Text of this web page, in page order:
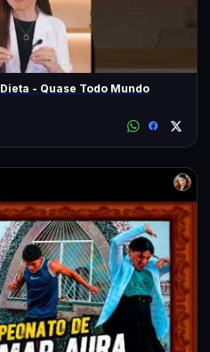
- Quase Todo Mundo